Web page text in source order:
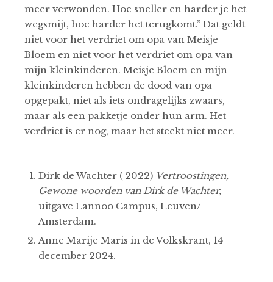
meer verwonden. Hoe sneller en harder je het
wegsmijt, hoe harder het terugkomt.’’ Dat geldt
niet voor het verdriet om opa van Meisje
Bloem en niet voor het verdriet om opa van
mijn kleinkinderen. Meisje Bloem en mijn
kleinkinderen hebben de dood van opa
opgepakt, niet als iets ondragelijks zwaars,
maar als een pakketje onder hun arm. Het
verdriet is er nog, maar het steekt niet meer.
Dirk de Wachter ( 2022) Vertroostingen,
Gewone woorden van Dirk de Wachter,
uitgave Lannoo Campus, Leuven/
Amsterdam.
Anne Marije Maris in de Volkskrant, 14
december 2024.